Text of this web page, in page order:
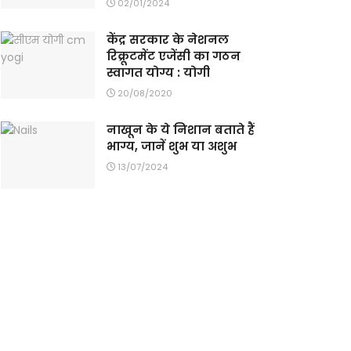
02/01/2024
केंद्र सरकार के नेशनल
रिक्रूटमेंट एजेंसी का गठन
स्वागत योग्य : योगी
20/08/2020
नाखून के ये निशान बताते हैं
भाग्य, जानें शुभ या अशुभ
13/07/2024